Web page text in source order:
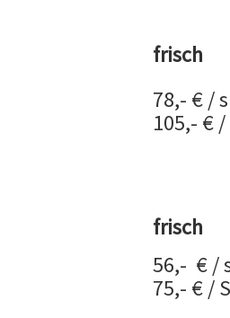
frisch
78,- € /
105,- €
frisch
56,- € /
75,- € /